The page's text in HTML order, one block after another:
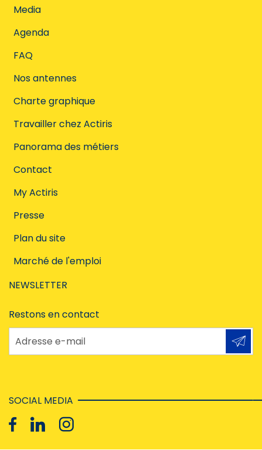
Media
Agenda
FAQ
Nos antennes
Charte graphique
Travailler chez Actiris
Panorama des métiers
Contact
My Actiris
Presse
Plan du site
Marché de l'emploi
NEWSLETTER
Restons en contact
Adresse e-mail
SOCIAL MEDIA